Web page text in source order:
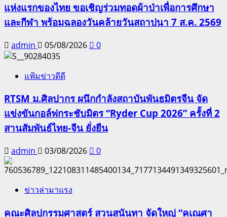
แห่งแรกของไทย ขอเชิญร่วมทอดผ้าป่าเพื่อการศึกษา
และกีฬา พร้อมฉลองวันคล้ายวันสถาปนา 7 ส.ค. 2569
admin 05/08/2026 0
แฟ้มข่าวดีดี
RTSM ม.ศิลปากร ผนึกกำลังสถาบันพันธมิตรจีน จัด
แข่งขันกอล์ฟกระชับมิตร “Ryder Cup 2026” ครั้งที่ 2
สานสัมพันธ์ไทย-จีน ยั่งยืน
admin 03/08/2026 0
ข่าวล่ามาแรง
คณะศิลปกรรมศาสตร์ สวนสุนันทา จัดใหญ่ “คเณศา